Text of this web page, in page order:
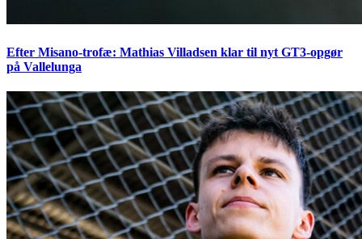
Efter Misano-trofæ: Mathias Villadsen klar til nyt GT3-opgør
på Vallelunga